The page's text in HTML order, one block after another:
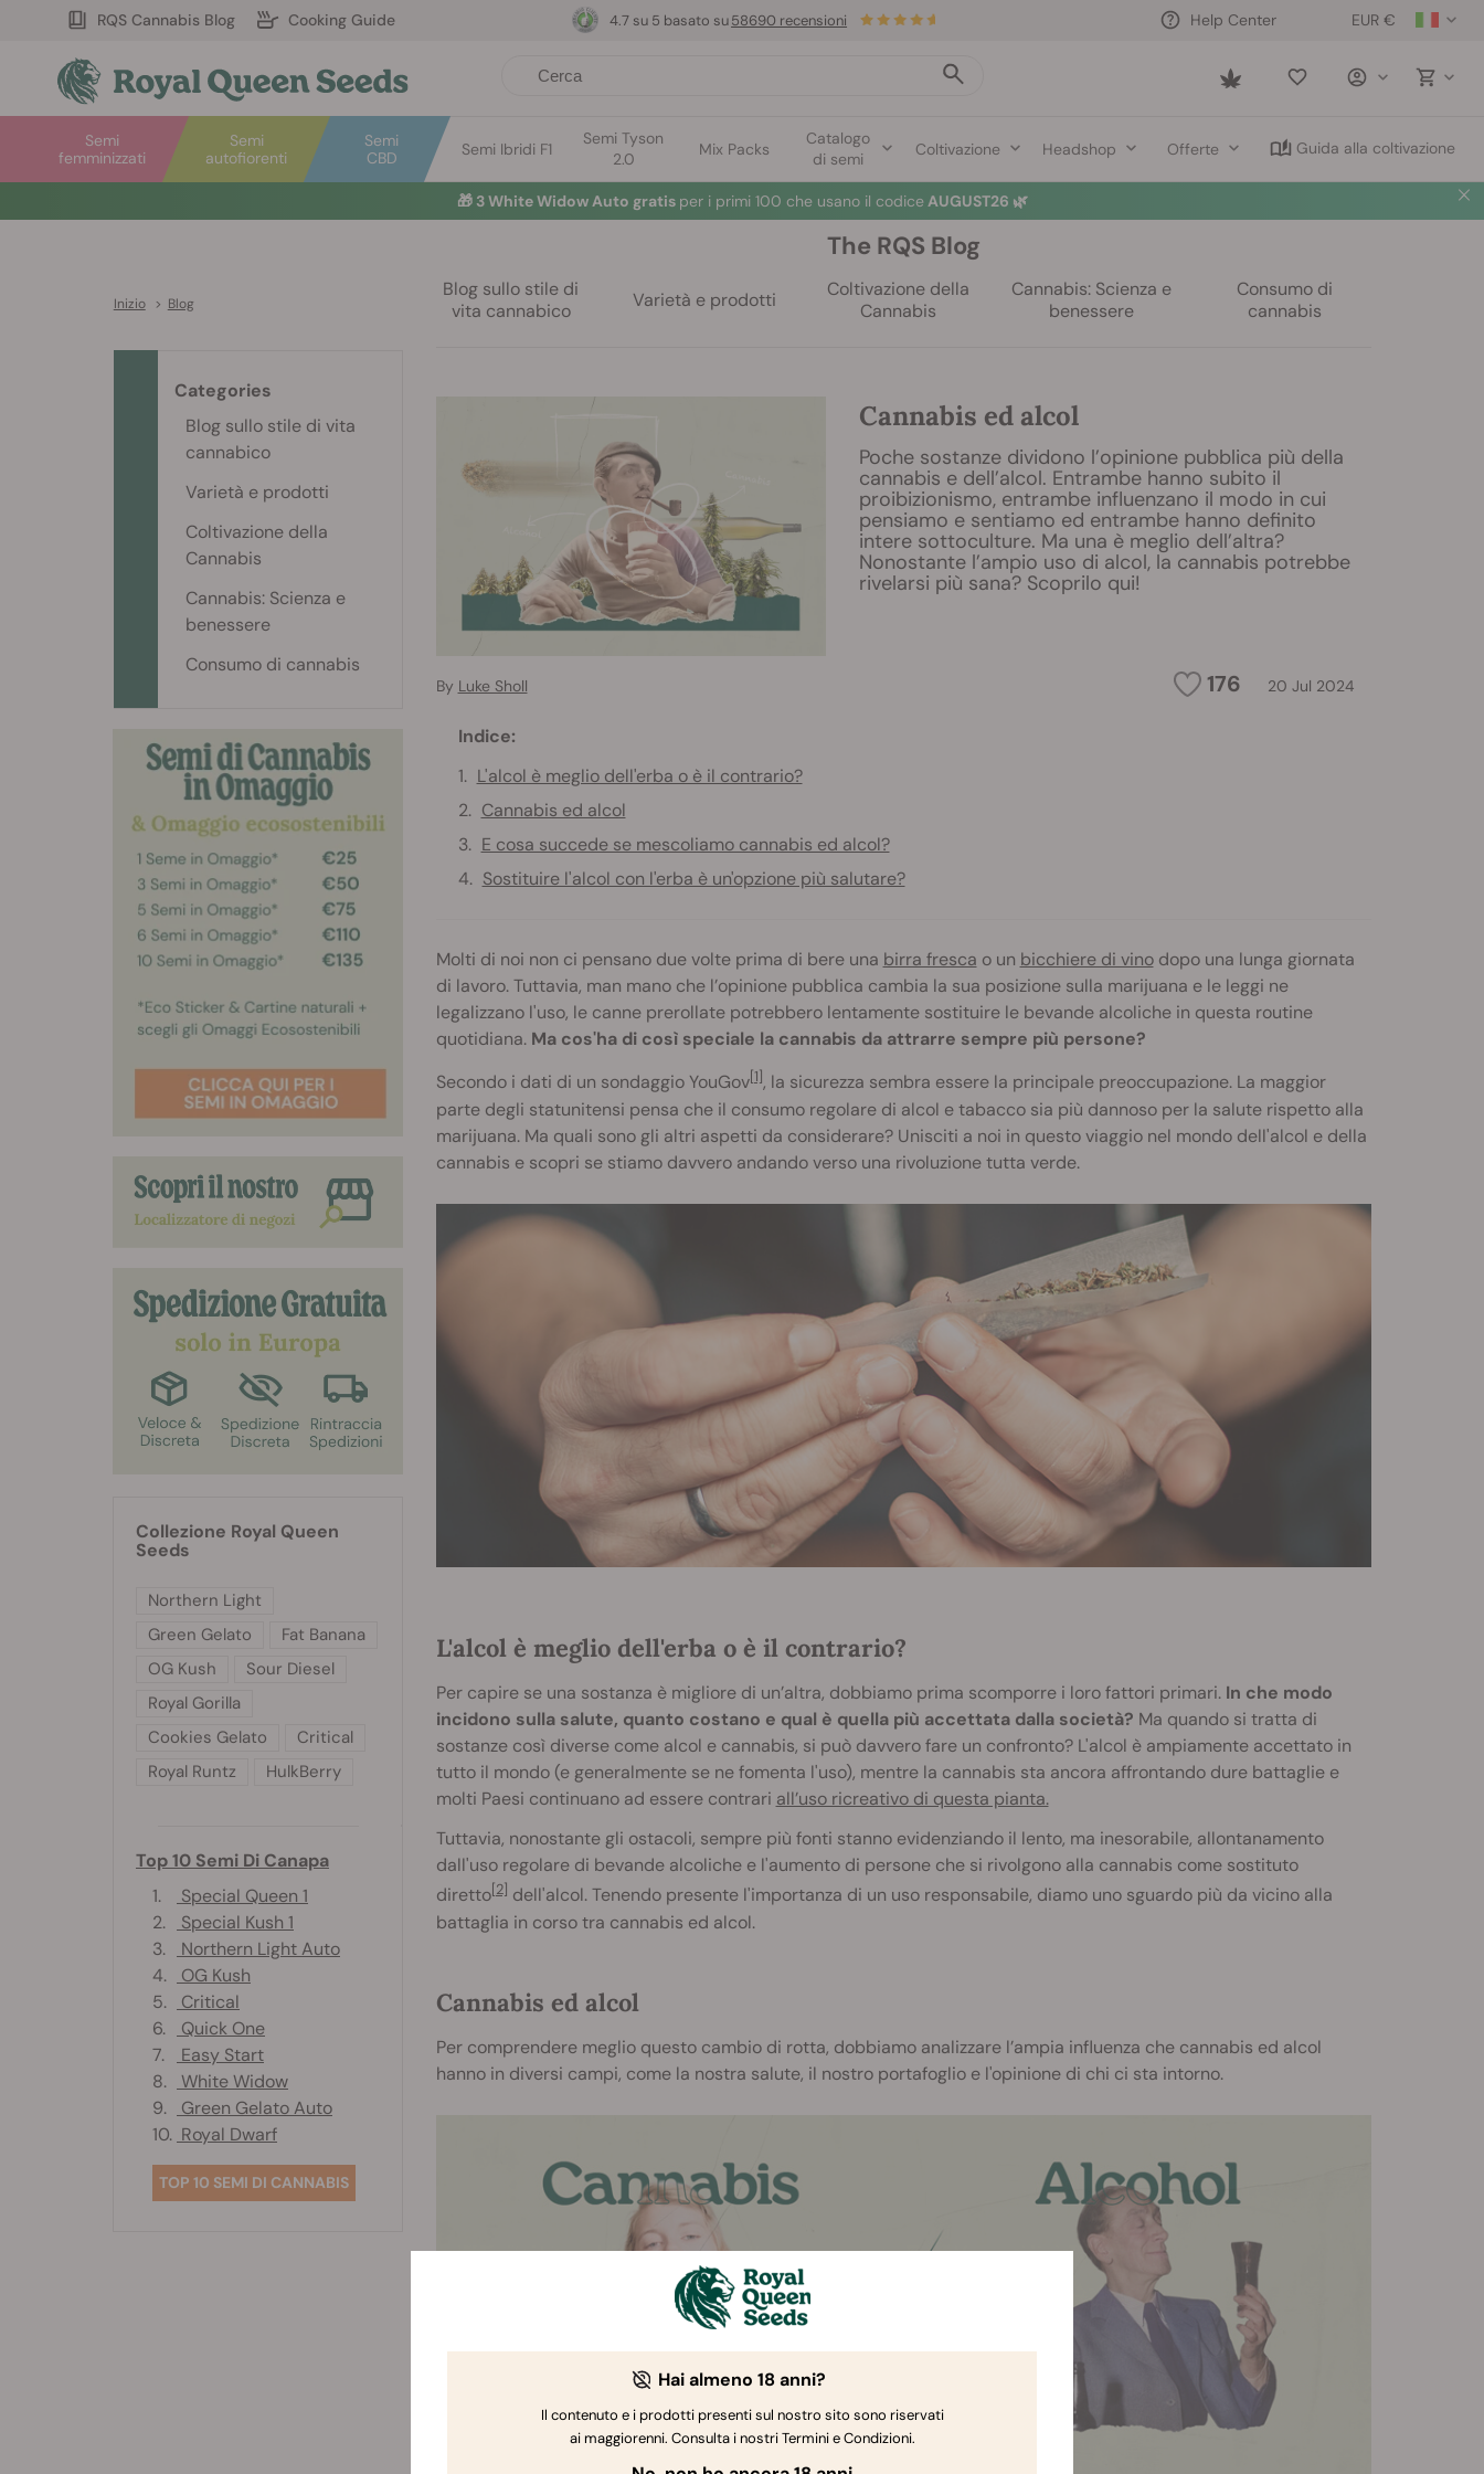
RQS Cannabis Blog Cooking Guide EUR €
Help Center
Saved
Semi
autofiorenti
Semi
femminizzati
Semi
CBD
Semi Ibridi F1
Semi Tyson
2.0
Mix Packs
Catalogo
di semi
Coltivazione Headshop Offerte Guida alla coltivazione
4.7 su 5 basato su58690 recensioni
🎁 3 White Widow Auto gratis per i primi 100 che usano il codice AUGUST26 🌿
Inizio > Blog
The RQS Blog
Blog sullo stile di
vita cannabico
Varietà e prodotti
Coltivazione della
Cannabis
Cannabis: Scienza e
benessere
Consumo di
cannabis
Cannabis ed alcol
Poche sostanze dividono l’opinione pubblica più della
cannabis e dell’alcol. Entrambe hanno subito il
proibizionismo, entrambe influenzano il modo in cui
pensiamo e sentiamo ed entrambe hanno definito
intere sottoculture. Ma una è meglio dell’altra?
Nonostante l’ampio uso di alcol, la cannabis potrebbe
rivelarsi più sana? Scoprilo qui!
176 20 Jul 2024
By Luke Sholl
Indice:
L'alcol è meglio dell'erba o è il contrario?
Cannabis ed alcol
E cosa succede se mescoliamo cannabis ed alcol?
Sostituire l'alcol con l'erba è un'opzione più salutare?
Molti di noi non ci pensano due volte prima di bere una birra fresca o un bicchiere di vinodopo una lunga giornata
di lavoro. Tuttavia, man mano che l’opinione pubblica cambia la sua posizione sulla marijuana e le leggi ne
legalizzano l'uso, le canne prerollate potrebbero lentamente sostituire le bevande alcoliche in questa routine
quotidiana. Ma cos'ha di così speciale la cannabis da attrarre sempre più persone?
Secondo i dati di un sondaggio YouGov[1], la sicurezza sembra essere la principale preoccupazione. La maggior
parte degli statunitensi pensa che il consumo regolare di alcol e tabacco sia più dannoso per la salute rispetto alla
marijuana. Ma quali sono gli altri aspetti da considerare? Unisciti a noi in questo viaggio nel mondo dell'alcol e della
cannabis e scopri se stiamo davvero andando verso una rivoluzione tutta verde.
L'alcol è meglio dell'erba o è il contrario?
Per capire se una sostanza è migliore di un’altra, dobbiamo prima scomporre i loro fattori primari.In che modo
incidono sulla salute, quanto costano e qual è quella più accettata dalla società? Ma quando si tratta di
sostanze così diverse come alcol e cannabis, si può davvero fare un confronto? L'alcol è ampiamente accettato in
tutto il mondo (e generalmente se ne fomenta l'uso), mentre la cannabis sta ancora affrontando dure battaglie e
molti Paesi continuano ad essere contrari all’uso ricreativo di questa pianta.
Tuttavia, nonostante gli ostacoli, sempre più fonti stanno evidenziando il lento, ma inesorabile, allontanamento
dall'uso regolare di bevande alcoliche e l'aumento di persone che si rivolgono alla cannabis come sostituto
diretto[2] dell'alcol. Tenendo presente l'importanza di un uso responsabile, diamo uno sguardo più da vicino alla
battaglia in corso tra cannabis ed alcol.
Cannabis ed alcol
Per comprendere meglio questo cambio di rotta, dobbiamo analizzare l’ampia influenza che cannabis ed alcol
hanno in diversi campi, come la nostra salute, il nostro portafoglio e l'opinione di chi ci sta intorno.
Categories
Blog sullo stile di vita
cannabico
Varietà e prodotti
Coltivazione della
Cannabis
Cannabis: Scienza e
benessere
Consumo di cannabis
Collezione Royal Queen
Seeds
Northern Light
Green Gelato
Fat Banana
OG Kush
Sour Diesel
Royal Gorilla
Cookies Gelato
Critical
Royal Runtz
HulkBerry
Top 10 Semi Di Canapa
1.
Special Queen 1
2.
Special Kush 1
3.
Northern Light Auto
4.
OG Kush
5.
Critical
6.
Quick One
7.
Easy Start
8.
White Widow
9.
Green Gelato Auto
10. Royal Dwarf
TOP 10 SEMI DI CANNABIS
Hai almeno 18 anni?
Il contenuto e i prodotti presenti sul nostro sito sono riservati
ai maggiorenni. Consulta i nostri Termini e Condizioni.